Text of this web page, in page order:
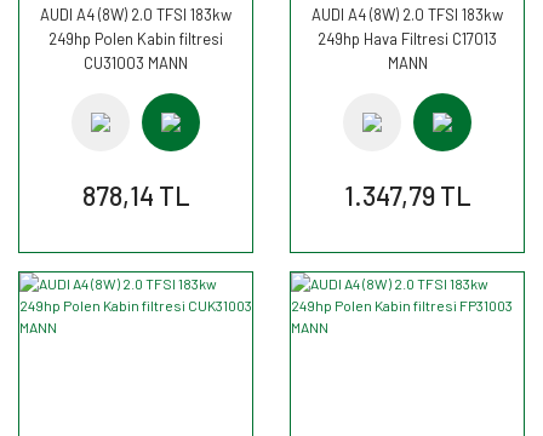
AUDI A4 (8W) 2.0 TFSI 183kw
249hp Polen Kabin filtresi
CU31003 MANN
878,14 TL
AUDI A4 (8W) 2.0 TFSI 183kw
249hp Hava Filtresi C17013
MANN
1.347,79 TL